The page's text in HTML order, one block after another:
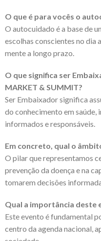
O que é para vocês o
O autocuidado é a base de
escolhas conscientes no dia
mente a longo prazo.
O que significa ser
MARKET & SUMMIT?
Ser Embaixador significa
do conhecimento em
informados e responsáveis.
Em concreto, qual o
O pilar que representamos
prevenção da doença e na
tomarem decisões
Qual a importância deste
Este evento é fundamental
centro da agenda nacional,